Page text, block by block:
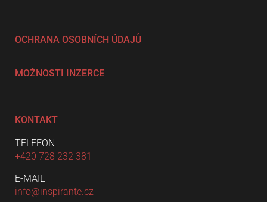
OCHRANA OSOBNÍCH ÚDAJŮ
MOŽNOSTI INZERCE
KONTAKT
TELEFON
+420 728 232 381
E-MAIL
info@inspirante.cz